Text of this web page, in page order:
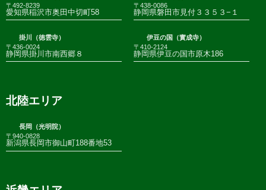
〒492-8239
愛知県稲沢市奥田中切町58
〒438-0086
静岡県磐田市見付３３５３−１
掛川（徳雲寺）
〒436-0024
静岡県掛川市南西郷８
伊豆の国（實成寺）
〒410-2124
静岡県伊豆の国市原木186
北陸エリア
長岡（光明院）
〒940-0828
新潟県長岡市御山町188番地53